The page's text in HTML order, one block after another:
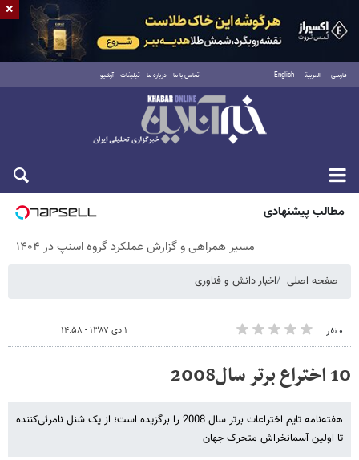
فارسی العربية English تماس با ما درباره ما تبلیغات آرشیو
پنجشنبه ۱۵ مرداد ۱۴۰۵
مطالب پیشنهادی
مسیر همراهی و گزارش عملکرد گروه اسنپ در ۱۴۰۴
صفحه اصلی اخبار دانش و فناوری
۰ نفر ۱ دی ۱۳۸۷ - ۱۴:۵۸
10 اختراع برتر سال2008
هفته‌نامه تایم اختراعات برتر سال 2008 را برگزیده است؛ از یک شنل نامرئی‌کننده
تا اولین آسمانخراش متحرک جهان
×